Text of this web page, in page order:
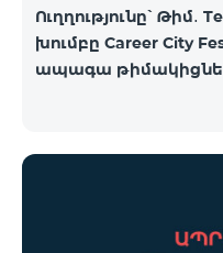
Ուղղությունը՝ Թիմ․
խումբը Career City
ապագա